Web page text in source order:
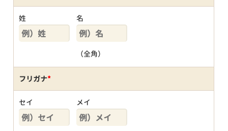
姓 名
（全角）
フリガナ*
セイ メイ